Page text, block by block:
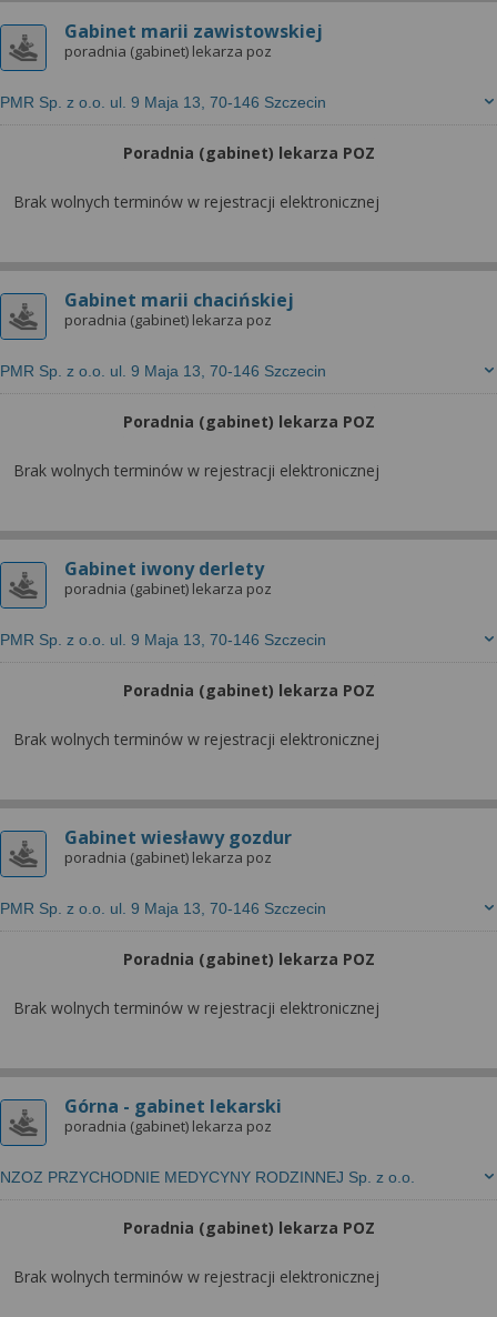
Gabinet marii zawistowskiej
poradnia (gabinet) lekarza poz
PMR Sp. z o.o. ul. 9 Maja 13, 70-146 Szczecin
Poradnia (gabinet) lekarza POZ
Brak wolnych terminów w rejestracji elektronicznej
Gabinet marii chacińskiej
poradnia (gabinet) lekarza poz
PMR Sp. z o.o. ul. 9 Maja 13, 70-146 Szczecin
Poradnia (gabinet) lekarza POZ
Brak wolnych terminów w rejestracji elektronicznej
Gabinet iwony derlety
poradnia (gabinet) lekarza poz
PMR Sp. z o.o. ul. 9 Maja 13, 70-146 Szczecin
Poradnia (gabinet) lekarza POZ
Brak wolnych terminów w rejestracji elektronicznej
Gabinet wiesławy gozdur
poradnia (gabinet) lekarza poz
PMR Sp. z o.o. ul. 9 Maja 13, 70-146 Szczecin
Poradnia (gabinet) lekarza POZ
Brak wolnych terminów w rejestracji elektronicznej
Górna - gabinet lekarski
poradnia (gabinet) lekarza poz
NZOZ PRZYCHODNIE MEDYCYNY RODZINNEJ Sp. z o.o.
Poradnia (gabinet) lekarza POZ
Brak wolnych terminów w rejestracji elektronicznej